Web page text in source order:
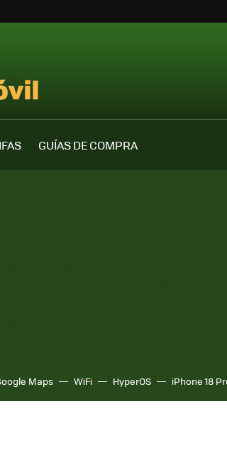
GUÍAS DE COMPRA
Maps WiFi HyperOS iPhone 18